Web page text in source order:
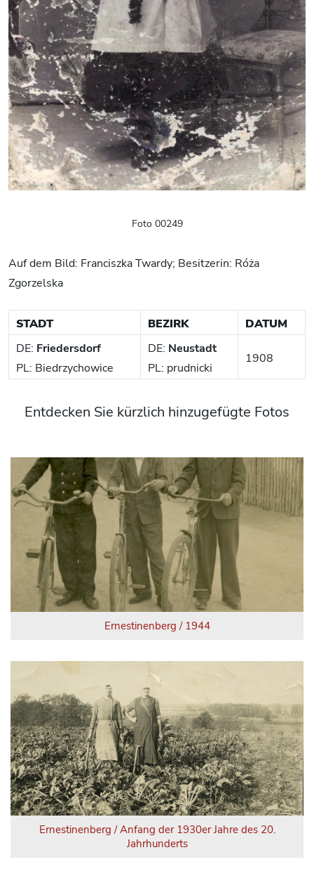
Foto 00249
Auf dem Bild: Franciszka Twardy; Besitzerin: Róża
Zgorzelska
STADT BEZIRK
DATUM
DE: Friedersdorf
PL: Biedrzychowice
DE: Neustadt
PL: prudnicki
1908
Entdecken Sie kürzlich hinzugefügte Fotos
Ernestinenberg / 1944
Ernestinenberg / Anfang der 1930er Jahre des 20.
Jahrhunderts